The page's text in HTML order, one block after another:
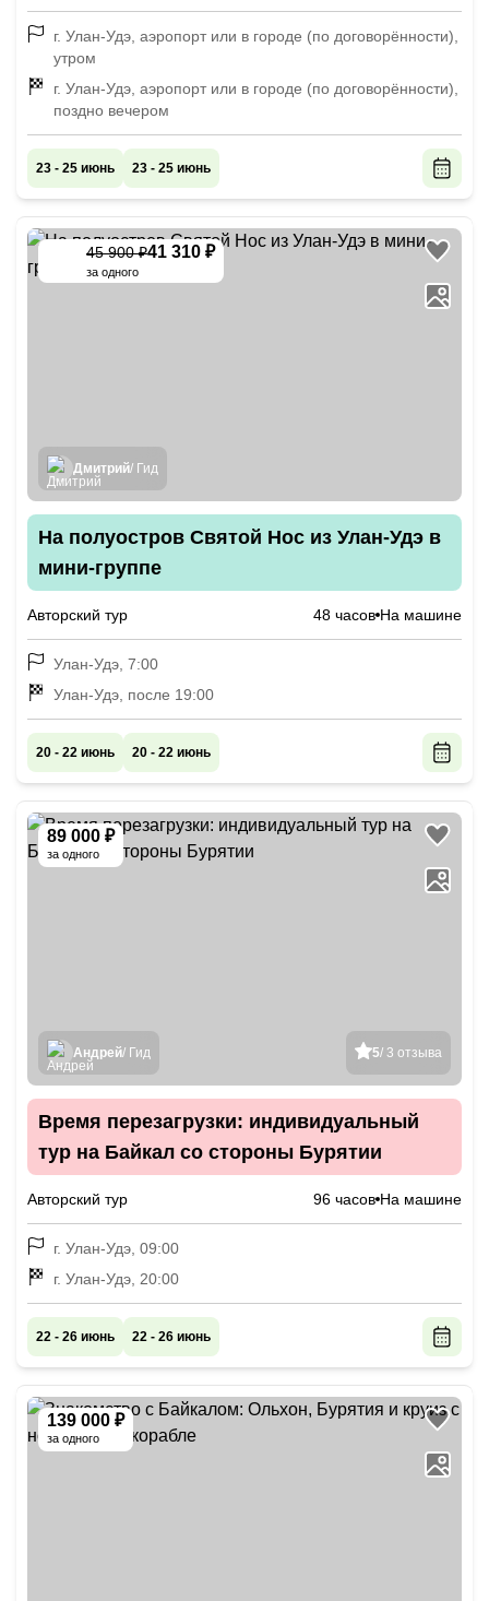
г. Улан-Удэ, аэропорт или в городе (по договорённости),
утром
г. Улан-Удэ, аэропорт или в городе (по договорённости),
поздно вечером
23 - 25 июнь 23 - 25 июнь
45 900 ₽41 310 ₽
за одного
Дмитрий/ Гид
На полуостров Святой Нос из Улан-Удэ в
мини-группе
Авторский тур 48 часов На машине
Улан-Удэ, 7:00
Улан-Удэ, после 19:00
20 - 22 июнь 20 - 22 июнь
89 000 ₽
за одного
5/ 3 отзыва
Андрей/ Гид
Время перезагрузки: индивидуальный
тур на Байкал со стороны Бурятии
Авторский тур 96 часов На машине
г. Улан-Удэ, 09:00
г. Улан-Удэ, 20:00
22 - 26 июнь 22 - 26 июнь
139 000 ₽
за одного